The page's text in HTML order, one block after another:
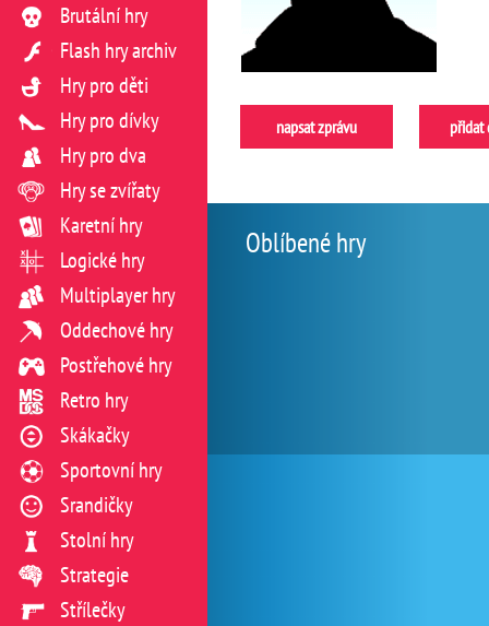
napsat zprávu přidat
Oblíbené hry
Brutální hry
Flash hry archiv
Hry pro děti
Hry pro dívky
Hry pro dva
Hry se zvířaty
Karetní hry
Logické hry
Multiplayer hry
Oddechové hry
Postřehové hry
Retro hry
Skákačky
Sportovní hry
Srandičky
Stolní hry
Strategie
Střílečky